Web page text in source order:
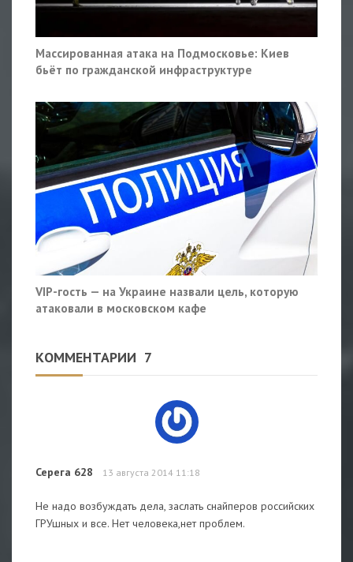
Массированная атака на Подмосковье: Киев
бьёт по гражданской инфраструктуре
VIP-гость — на Украине назвали цель, которую
атаковали в московском кафе
КОММЕНТАРИИ 7
Серега 628 13 августа 2014 11:18
Не надо возбуждать дела, заслать снайперов российских
ГРУшных и все. Нет человека,нет проблем.